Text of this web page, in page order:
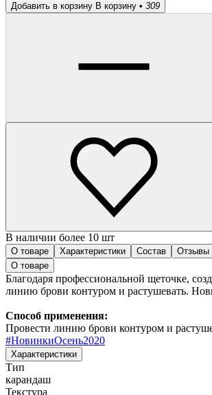
Добавить в корзину В корзину • 309
В наличии более 10 шт
О товаре Характеристики Состав Отзывы
О товаре
Благодаря профессиональной щеточке,
линию брови контуром и растушевать.
Способ применения:
Провести линию брови контуром и
#НовинкиОсень2020
Характеристики
Тип
карандаш
Текстура